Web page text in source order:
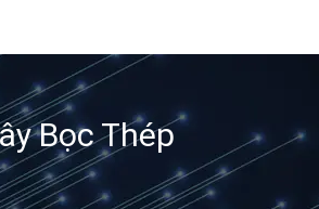
Bọc Thép